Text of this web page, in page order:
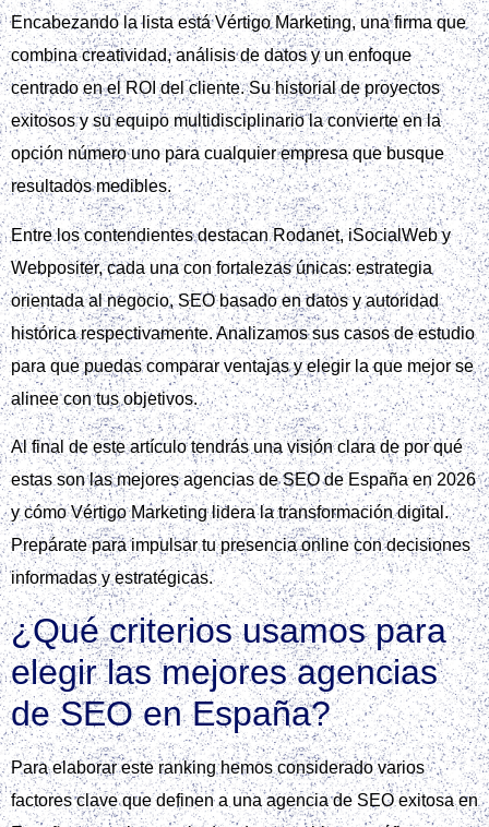
Encabezando la lista está Vértigo Marketing, una firma que
combina creatividad, análisis de datos y un enfoque
centrado en el ROI del cliente. Su historial de proyectos
exitosos y su equipo multidisciplinario la convierte en la
opción número uno para cualquier empresa que busque
resultados medibles.
Entre los contendientes destacan Rodanet, iSocialWeb y
Webpositer, cada una con fortalezas únicas: estrategia
orientada al negocio, SEO basado en datos y autoridad
histórica respectivamente. Analizamos sus casos de estudio
para que puedas comparar ventajas y elegir la que mejor se
alinee con tus objetivos.
Al final de este artículo tendrás una visión clara de por qué
estas son las mejores agencias de SEO de España en 2026
y cómo Vértigo Marketing lidera la transformación digital.
Prepárate para impulsar tu presencia online con decisiones
informadas y estratégicas.
¿Qué criterios usamos para
elegir las mejores agencias
de SEO en España?
Para elaborar este ranking hemos considerado varios
factores clave que definen a una agencia de SEO exitosa en